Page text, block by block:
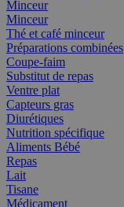
Minceur
Minceur
Thé et café minceur
Préparations combinées
Coupe-faim
Substitut de repas
Ventre plat
Capteurs gras
Diurétiques
Nutrition spécifique
Aliments Bébé
Repas
Lait
Tisane
Médicament